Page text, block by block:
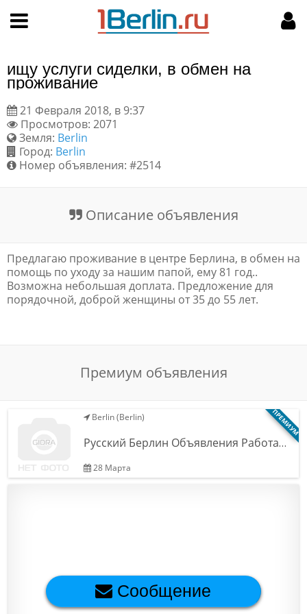
Поиск
Пользовательское соглашение
Правила доски объявлений
Текстовая реклама
Помощь
Новости и статьи
МОЙ АККАУНТ
Мои объявления
ищу услуги сиделки, в обмен на
проживание
21 Февраля 2018, в 9:37
Просмотров: 2071
Земля: Berlin
Город: Berlin
Номер объявления: #2514
Описание объявления
Предлагаю проживание в центре Берлина, в обмен на
помощь по уходу за нашим папой, ему 81 год..
Возможна небольшая доплата. Предложение для
порядочной, доброй женщины от 35 до 55 лет.
Премиум объявления
ПРЕМИУМ
Berlin (Berlin)
Русский Берлин Объявления Работа…
28 Марта
Сообщение